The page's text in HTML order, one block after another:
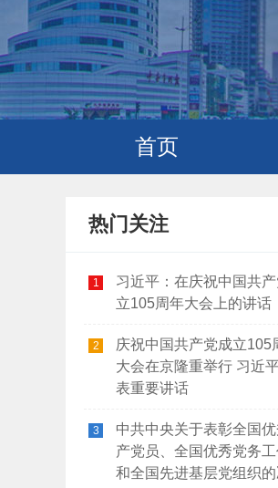
首页
热门关注
1
习近平：在庆祝中国共
立105周年大会上的讲话
2
庆祝中国共产党成立105
大会在京隆重举行 习近
表重要讲话
3
中共中央关于表彰全国
产党员、全国优秀党务
和全国先进基层党组织